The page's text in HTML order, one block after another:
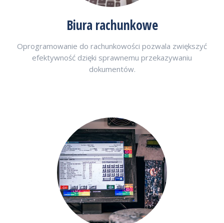
Biura rachunkowe
Oprogramowanie do rachunkowości pozwala zwiększyć
efektywność dzięki sprawnemu przekazywaniu
dokumentów.